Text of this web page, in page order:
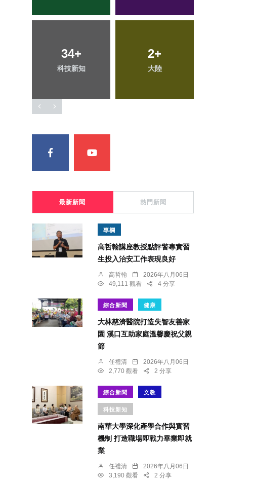
209+
健康
229
文教
最新新聞 熱門新聞
專欄
高哲翰講座教授點評警專實習
生投入治安工作表現良好
高哲翰
2026年八月06日
49,111 觀看
4 分享
綜合新聞 健康
大林慈濟醫院打造失智友善家
園 溪口互助家庭溫馨慶祝父親
節
任禮清
2026年八月06日
2,770 觀看
2 分享
綜合新聞 文教
科技新知
南華大學深化產學合作與實習
機制 打造職場即戰力畢業即就
業
任禮清
2026年八月06日
3,190 觀看
2 分享